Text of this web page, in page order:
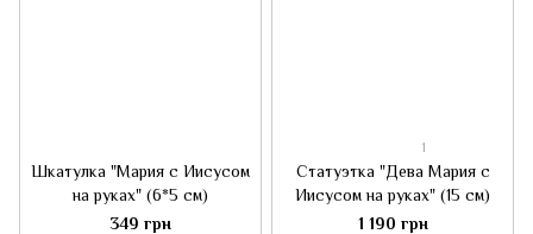
Шкатулка "Мария с Иисусом
на руках" (6*5 см)
349 грн
1
Статуэтка "Дева Мария с
Иисусом на руках" (15 см)
1 190 грн